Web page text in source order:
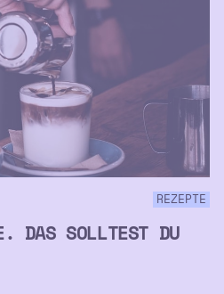
REZEPTE
DAS SOLLTEST DU